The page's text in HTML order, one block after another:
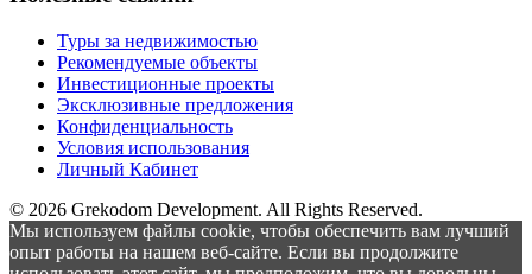
Туры за недвижимостью
Рекомендуемые объекты
Инвестиционные проекты
Эксклюзивные предложения
Конфиденциальность
Условия использования
Личный Кабинет
© 2026 Grekodom Development. All Rights Reserved.
Мы используем файлы cookie, чтобы обеспечить вам лучший
опыт работы на нашем веб-сайте. Если вы продолжите